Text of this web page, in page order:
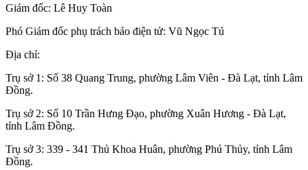
Giám đốc: Lê Huy Toàn
Phó Giám đốc phụ trách báo điện tử: Vũ Ngọc Tú
Địa chỉ:
Trụ sở 1: Số 38 Quang Trung, phường Lâm Viên - Đà Lạt, tỉnh Lâm
Đồng.
Trụ sở 2: Số 10 Trần Hưng Đạo, phường Xuân Hương - Đà Lạt,
tỉnh Lâm Đồng.
Trụ sở 3: 339 - 341 Thủ Khoa Huân, phường Phú Thủy, tỉnh Lâm
Đồng.